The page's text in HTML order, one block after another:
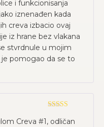
i funkcionisanja
iznenađen kada
creva izbacio ovaj
iz hrane bez vlakana
stvrdnule u mojim
pomogao da se to
5od 5
Creva #1, odličan